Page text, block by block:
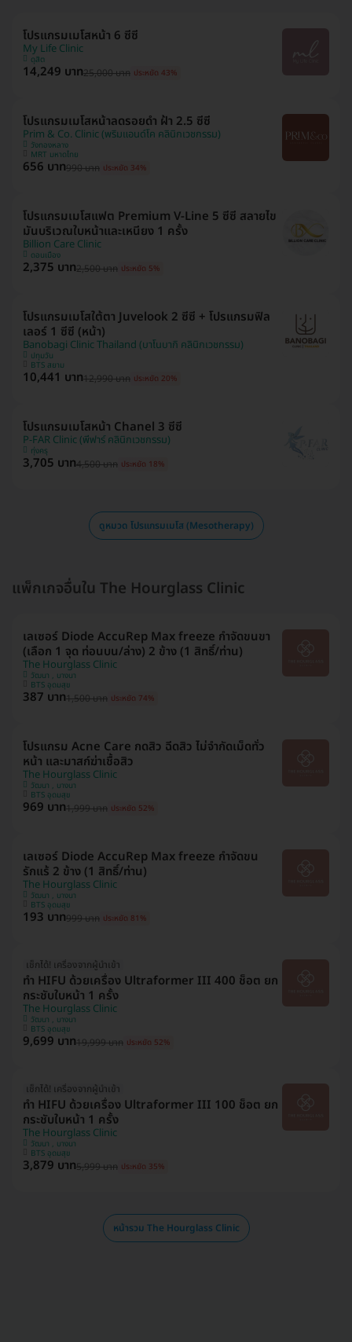
โปรแกรมเมโสหน้า 6 ซีซี
My Life Clinic
ดุสิต
14,249 บาท25,000 บาท ประหยัด 43%
โปรแกรมเมโสหน้าลดรอยดำ ฝ้า 2.5 ซีซี
Prim & Co. Clinic (พริมแอนด์โค คลินิกเวชกรรม)
วังทองหลาง
MRT มหาดไทย
656 บาท990 บาท ประหยัด 34%
โปรแกรมเมโสแฟต Premium V-Line 5 ซีซี สลายไข
มันบริเวณใบหน้าและเหนียง 1 ครั้ง
Billion Care Clinic
ดอนเมือง
2,375 บาท2,500 บาท ประหยัด 5%
โปรแกรมเมโสใต้ตา Juvelook 2 ซีซี + โปรแกรมฟิล
เลอร์ 1 ซีซี (หน้า)
Banobagi Clinic Thailand (บาโนบากิ คลินิกเวชกรรม)
ปทุมวัน
BTS สยาม
10,441 บาท12,990 บาท ประหยัด 20%
โปรแกรมเมโสหน้า Chanel 3 ซีซี
P-FAR Clinic (พีฟาร์ คลินิกเวชกรรม)
ทุ่งครุ
3,705 บาท4,500 บาท ประหยัด 18%
ดูหมวด โปรแกรมเมโส (Mesotherapy)
แพ็กเกจอื่นใน The Hourglass Clinic
เลเซอร์ Diode AccuRep Max freeze กำจัดขนขา
(เลือก 1 จุด ท่อนบน/ล่าง) 2 ข้าง (1 สิทธิ์/ท่าน)
The Hourglass Clinic
วัฒนา , บางนา
BTS อุดมสุข
387 บาท1,500 บาท ประหยัด 74%
โปรแกรม Acne Care กดสิว ฉีดสิว ไม่จำกัดเม็ดทั่ว
หน้า และมาสก์ฆ่าเชื้อสิว
The Hourglass Clinic
วัฒนา , บางนา
BTS อุดมสุข
969 บาท1,999 บาท ประหยัด 52%
เลเซอร์ Diode AccuRep Max freeze กำจัดขน
รักแร้ 2 ข้าง (1 สิทธิ์/ท่าน)
The Hourglass Clinic
วัฒนา , บางนา
BTS อุดมสุข
193 บาท999 บาท ประหยัด 81%
เช็กได้! เครื่องจากผู้นำเข้า
ทำ HIFU ด้วยเครื่อง Ultraformer III 400 ช็อต ยก
กระชับใบหน้า 1 ครั้ง
The Hourglass Clinic
วัฒนา , บางนา
BTS อุดมสุข
9,699 บาท19,999 บาท ประหยัด 52%
เช็กได้! เครื่องจากผู้นำเข้า
ทำ HIFU ด้วยเครื่อง Ultraformer III 100 ช็อต ยก
กระชับใบหน้า 1 ครั้ง
The Hourglass Clinic
วัฒนา , บางนา
BTS อุดมสุข
3,879 บาท5,999 บาท ประหยัด 35%
หน้ารวม The Hourglass Clinic